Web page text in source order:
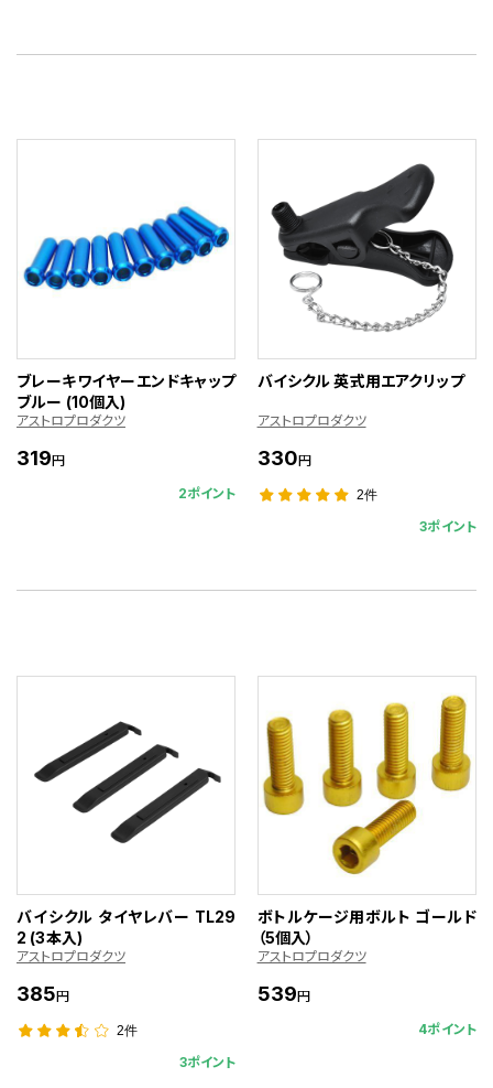
ブレーキワイヤーエンドキャップ
ブルー (10個入)
アストロプロダクツ
319円
2ポイント
バイシクル 英式用エアクリップ
アストロプロダクツ
330円
2件
3ポイント
バイシクル タイヤレバー TL29
2 (3本入)
アストロプロダクツ
385円
2件
3ポイント
ボトルケージ用ボルト ゴールド
（5個入）
アストロプロダクツ
539円
4ポイント